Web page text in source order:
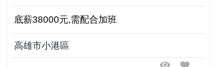
底薪38000元,需配合加班
高雄市小港區